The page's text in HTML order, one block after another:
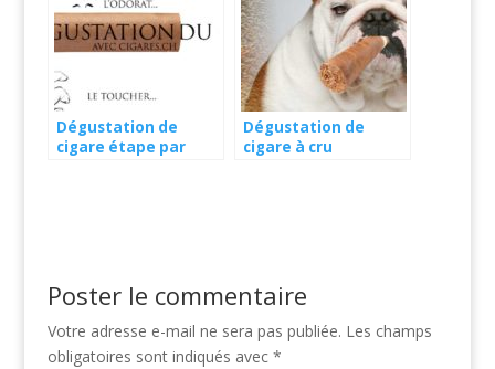
Dégustation de
cigare étape par
Dégustation de
cigare à cru
Poster le commentaire
Votre adresse e-mail ne sera pas publiée. Les champs
obligatoires sont indiqués avec *